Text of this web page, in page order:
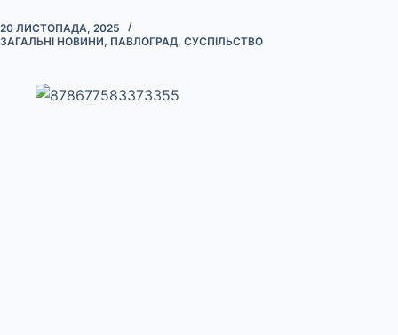
20 ЛИСТОПАДА, 2025
ЗАГАЛЬНІ НОВИНИ, ПАВЛОГРАД, СУСПІЛЬСТВО